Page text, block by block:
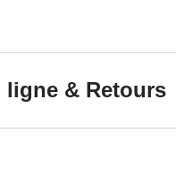
ligne & Retours